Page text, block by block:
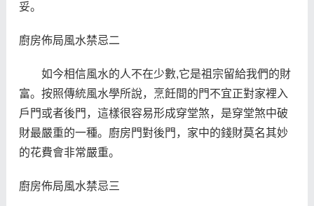
妥。
廚房佈局風水禁忌二
如今相信風水的人不在少數,它是祖宗留給我們的財
富。按照傳統風水學所說，烹飪間的門不宜正對家裡入
戶門或者後門，這樣很容易形成穿堂煞，是穿堂煞中破
財最嚴重的一種。廚房門對後門，家中的錢財莫名其妙
的花費會非常嚴重。
廚房佈局風水禁忌三